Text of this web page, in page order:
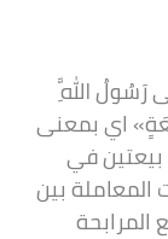
رَسُولُ اللَّهِ
اي بمعنى
في
المعاملة بين
المرابحة